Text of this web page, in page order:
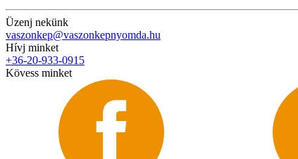
Üzenj nekünk
vaszonkep@vaszonkepnyomda.hu
Hívj minket
+36-20-933-0915
Kövess minket